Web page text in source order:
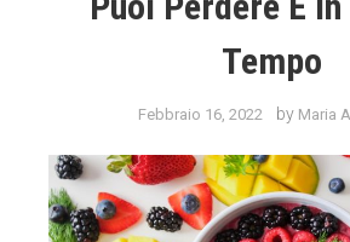
Tempo
Febbraio 16, 2022 by Maria